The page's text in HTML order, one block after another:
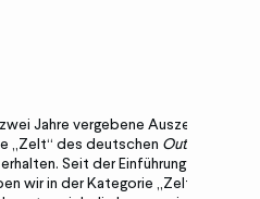
Jahre vergebene Auszeichnung
„Zelt“ des deutschen Outdoor
Seit der Einführung der
wir in der Kategorie „Zelt“ jedes